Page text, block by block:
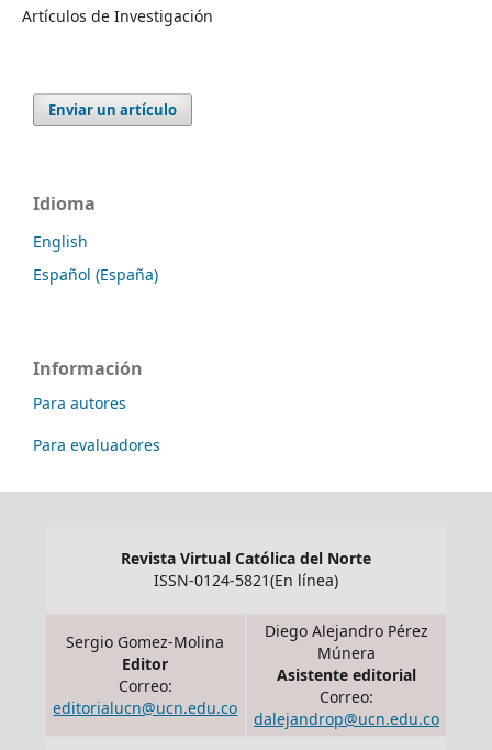
Artículos de Investigación
Enviar un artículo
Idioma
English
Español (España)
Información
Para autores
Para evaluadores
Revista Virtual Católica del Norte
ISSN-0124-5821(En línea)
Sergio Gomez-Molina
Editor
Correo:
editorialucn@ucn.edu.co
Diego Alejandro Pérez
Múnera
Asistente editorial
Correo:
dalejandrop@ucn.edu.co